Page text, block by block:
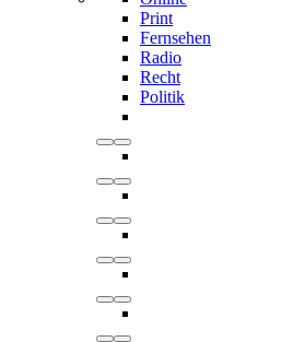
Print
Fernsehen
Radio
Recht
Politik